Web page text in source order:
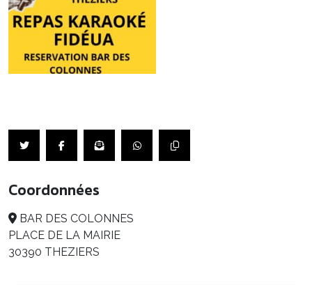
Coordonnées
BAR DES COLONNES
PLACE DE LA MAIRIE
30390 THEZIERS